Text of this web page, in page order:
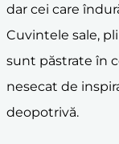
dar cei care
Cuvintele sale,
sunt păstrate în
nesecat de
deopotrivă.